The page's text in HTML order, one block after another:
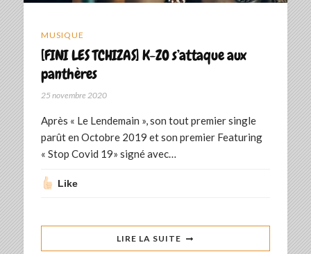
MUSIQUE
[FINI LES TCHIZAS] K-ZO s’attaque aux
panthères
25 novembre 2020
Après « Le Lendemain », son tout premier single
parût en Octobre 2019 et son premier Featuring
« Stop Covid 19» signé avec…
Like
LIRE LA SUITE